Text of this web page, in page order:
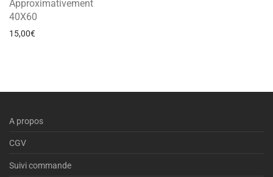
Approximativement
40X60
15,00€
A propos
CGV
Suivi commande